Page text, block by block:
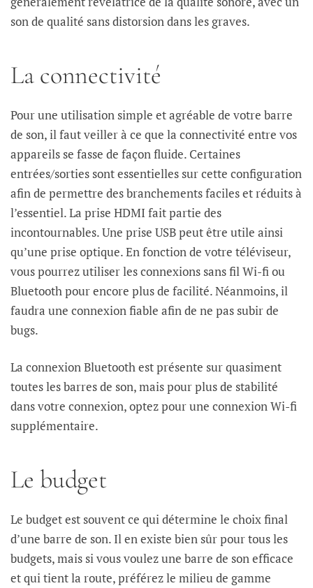
son de qualité sans distorsion dans les graves.
La connectivité
Pour une utilisation simple et agréable de votre barre
de son, il faut veiller à ce que la connectivité entre vos
appareils se fasse de façon fluide. Certaines
entrées/sorties sont essentielles sur cette configuration
afin de permettre des branchements faciles et réduits à
l’essentiel. La prise HDMI fait partie des
incontournables. Une prise USB peut être utile ainsi
qu’une prise optique. En fonction de votre téléviseur,
vous pourrez utiliser les connexions sans fil Wi-fi ou
Bluetooth pour encore plus de facilité. Néanmoins, il
faudra une connexion fiable afin de ne pas subir de
bugs.
La connexion Bluetooth est présente sur quasiment
toutes les barres de son, mais pour plus de stabilité
dans votre connexion, optez pour une connexion Wi-fi
supplémentaire.
Le budget
Le budget est souvent ce qui détermine le choix final
d’une barre de son. Il en existe bien sûr pour tous les
budgets, mais si vous voulez une barre de son efficace
et qui tient la route, préférez le milieu de gamme